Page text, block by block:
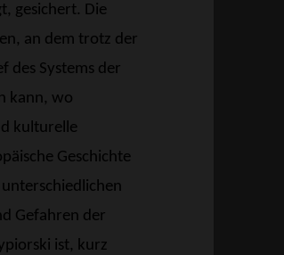
gesichert. Die
an dem trotz der
des Systems der
kann, wo
kulturelle
Geschichte
Gefahren der
ist, kurz